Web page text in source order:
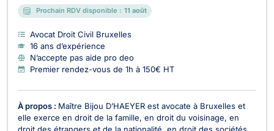
Prochain RDV disponible : 11 août
Avocat Droit Civil Bruxelles
16 ans d’expérience
N’accepte pas aide pro deo
Premier rendez-vous de 1h à 150€ HT
À propos : Maître Bijou D’HAEYER est avocate à Bruxelles et
elle exerce en droit de la famille, en droit du voisinage, en